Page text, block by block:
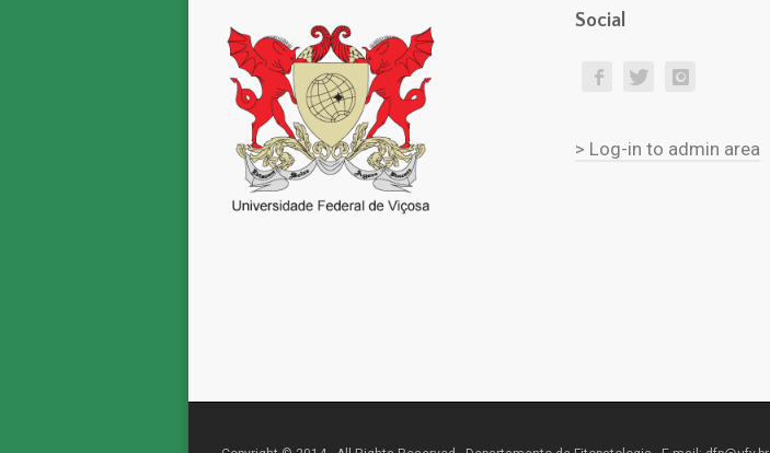
Social
> Log-in to admin area